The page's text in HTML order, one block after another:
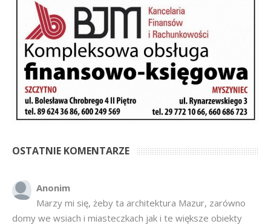
OSTATNIE KOMENTARZE
Anonim
Marzy mi się, żeby ta architektura Mazur, zarówno
domy we wsiach i miasteczkach jak i te większe obiekty